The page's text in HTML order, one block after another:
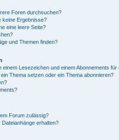
Foren durchsuchen?
keine Ergebnisse?
eine leere Seite?
und Themen finden?
Lesezeichen und einem Abonnements
Thema setzen oder ein Thema abonnieren?
Forum zulässig?
erhalten?